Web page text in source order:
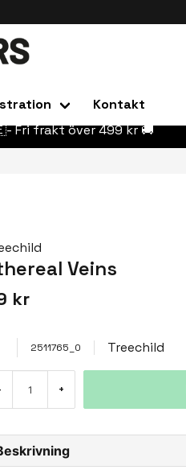
Kontakt
Fri frakt över 499 kr 🚚
Veins
kr
2511765_0 Treechild
+